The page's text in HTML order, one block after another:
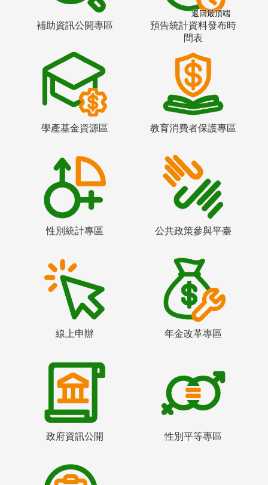
補助資訊公開專區
預告統計資料發布時
間表
學產基金資源區 教育消費者保護專區
性別統計專區 公共政策參與平臺
線上申辦 年金改革專區
政府資訊公開 性別平等專區
返回最頂端